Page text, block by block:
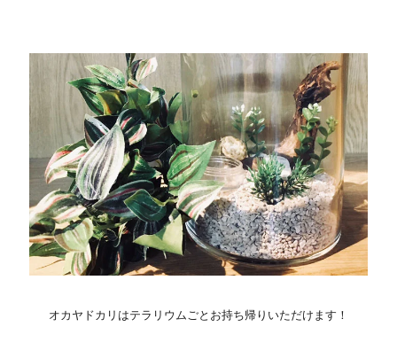
オカヤドカリはテラリウムごとお持ち帰りいただけます！